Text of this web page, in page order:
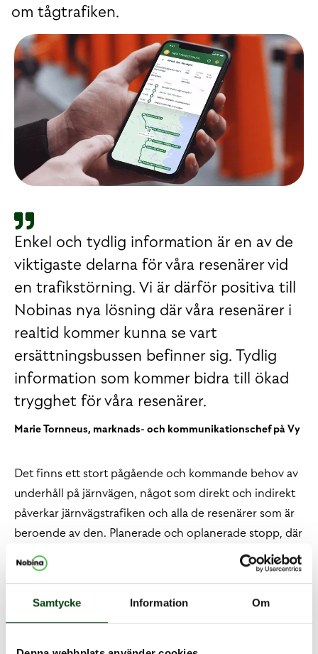
Samtycke Information Om
om tågtrafiken.
Enkel och tydlig information är en av de
viktigaste delarna för våra resenärer vid
en trafikstörning. Vi är därför positiva till
Nobinas nya lösning där våra resenärer i
realtid kommer kunna se vart
ersättningsbussen befinner sig. Tydlig
information som kommer bidra till ökad
trygghet för våra resenärer.
Marie Tornneus, marknads- och kommunikationschef på Vy
Det finns ett stort pågående och kommande behov av
underhåll på järnvägen, något som direkt och indirekt
påverkar järnvägstrafiken och alla de resenärer som är
beroende av den. Planerade och oplanerade stopp, där
över 3 miljoner tågresenärer under 2023 reste med
någon av Nobinas ersättningsbussar på uppdrag åt
Skånetrafiken och SL.